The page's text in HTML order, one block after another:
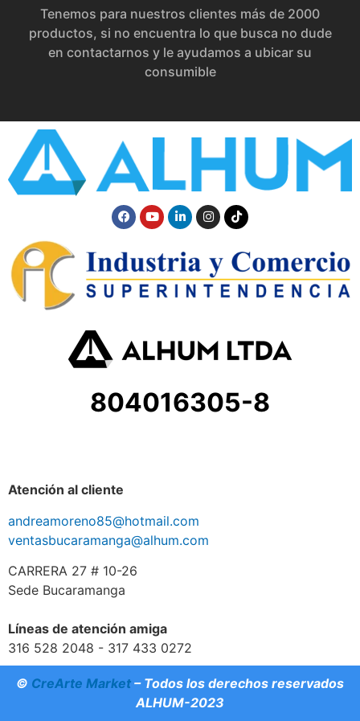
Tenemos para nuestros clientes más de 2000
productos, si no encuentra lo que busca no dude
en contactarnos y le ayudamos a ubicar su
consumible
804016305-8
Atención al cliente
andreamoreno85@hotmail.com
ventasbucaramanga@alhum.com
CARRERA 27 # 10-26
Sede Bucaramanga
Líneas de atención amiga
316 528 2048 - 317 433 0272
© CreArte Market – Todos los derechos reservados
ALHUM-2023